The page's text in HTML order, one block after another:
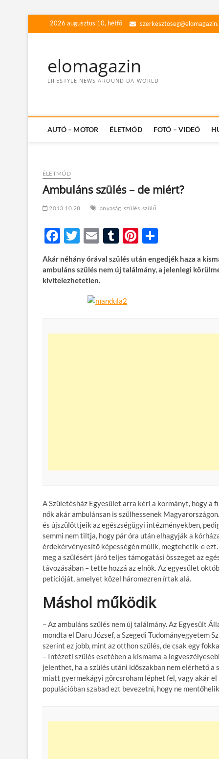
2026 augusztus 10, hétfő
elomagazin
LIFESTYLE NEWS AROUND DA WORLD
AUTÓ – MOTOR ÉLETMÓD FOTÓ – VIDEÓ
ÉLETMÓD
Ambuláns szülés – de miért?
2013.10.28. anyaság szülés szülő
F
ac
e
b
k
T
w
itt
er
E
m
ail
T
u
m
r
Pi
nt
er
ss
za
Akár néhány órával szülés után engedjék haza a
ambuláns szülés nem új találmány, a jelenlegi
kivitelezhetetlen.
A Születésház Egyesület arra kéri a kormányt, hogy
nők akár ambulánsan is szülhessenek
és újszülöttjeik az egészségügyi intézményekben,
semmi nem tiltja, hogy pár óra után elhagyják a
érdekérvényesítő képességén múlik, megtehetik-e
meg a szülésért járó teljes támogatási összeget az
távozásában – tette hozzá az elnök. Az egyesület
petícióját, amelyet közel háromezren írtak alá.
Máshol működik
– Az ambuláns szülés nem új találmány. Az Egyesült
mondta el Daru József, a Szegedi Tudományegyetem
szerint ez jobb, mint az otthon szülés, de csak egy
– Intézeti szülés esetében a kismama a
jelenthet, ha a szülés utáni időszakban nem elérhető
miatt gyermekágyi görcsroham léphet fel, vagy akár
populációban szabad ezt bevezetni, hogy ne